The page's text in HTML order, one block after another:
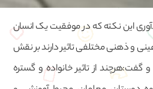
این نکته که در موفقیت یک انسان
و ذهنی مختلفی تاثیر دارند بر نقش
گفت:هرچند از تاثیر خانواده و گستره